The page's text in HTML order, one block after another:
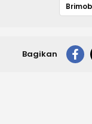
Bagikan